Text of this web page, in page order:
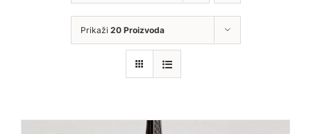
Prikaži 20 Proizvoda